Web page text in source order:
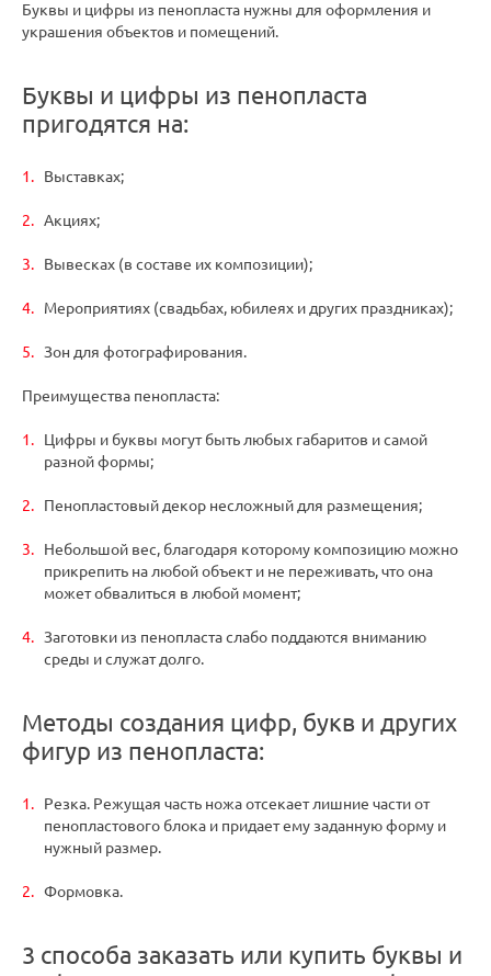
Буквы и цифры из пенопласта нужны для оформления и
украшения объектов и помещений.
Буквы и цифры из пенопласта
пригодятся на:
Выставках;
Акциях;
Вывесках (в составе их композиции);
Мероприятиях (свадьбах, юбилеях и других праздниках);
Зон для фотографирования.
Преимущества пенопласта:
Цифры и буквы могут быть любых габаритов и самой
разной формы;
Пенопластовый декор несложный для размещения;
Небольшой вес, благодаря которому композицию можно
прикрепить на любой объект и не переживать, что она
может обвалиться в любой момент;
Заготовки из пенопласта слабо поддаются вниманию
среды и служат долго.
Методы создания цифр, букв и других
фигур из пенопласта:
Резка. Режущая часть ножа отсекает лишние части от
пенопластового блока и придает ему заданную форму и
нужный размер.
Формовка.
3 способа заказать или купить буквы и